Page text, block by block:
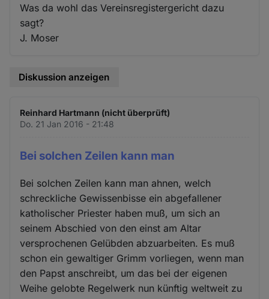
Was da wohl das Vereinsregistergericht dazu
sagt?
J. Moser
Diskussion anzeigen
Reinhard Hartmann (nicht überprüft)
Do. 21 Jan 2016 - 21:48
Bei solchen Zeilen kann man
Bei solchen Zeilen kann man ahnen, welch
schreckliche Gewissenbisse ein abgefallener
katholischer Priester haben muß, um sich an
seinem Abschied von den einst am Altar
versprochenen Gelübden abzuarbeiten. Es muß
schon ein gewaltiger Grimm vorliegen, wenn man
den Papst anschreibt, um das bei der eigenen
Weihe gelobte Regelwerk nun künftig weltweit zu